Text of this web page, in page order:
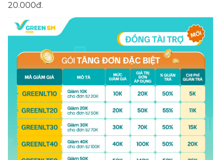
20.000đ.